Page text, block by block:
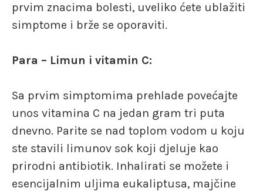
prvim znacima bolesti, uveliko ćete ublažiti
simptome i brže se oporaviti.
Para – Limun i vitamin C:
Sa prvim simptomima prehlade povećajte
unos vitamina C na jedan gram tri puta
dnevno. Parite se nad toplom vodom u koju
ste stavili limunov sok koji djeluje kao
prirodni antibiotik. Inhalirati se možete i
esencijalnim uljima eukaliptusa, majčine